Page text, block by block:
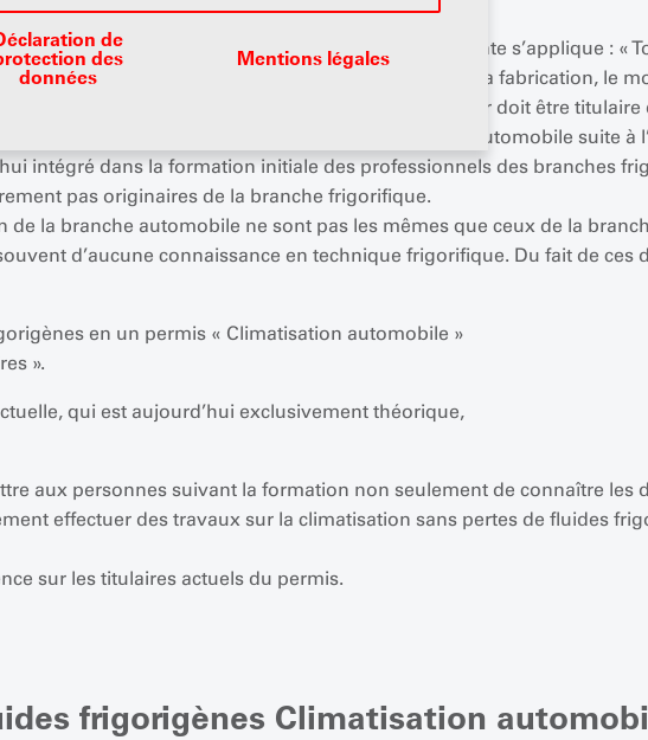
de
des
données
Mentions légales
jour il y a plus de 25 ans. Depuis lors, la règle suivante s’applique : «
au sens de l'art. 7 al. 1 let. b ORRChim pour la fabrication, le
à la climatisation ou au captage de chaleur doit être titulaire
de plus en plus suivie par des professionnels de l’automobile suite à
intégré dans la formation initiale des professionnels des branches
pas originaires de la branche frigorifique.
la branche automobile ne sont pas les mêmes que ceux de la
d’aucune connaissance en technique frigorifique. Du fait de ces
en un permis « Climatisation automobile »
».
qui est aujourd’hui exclusivement théorique,
aux personnes suivant la formation non seulement de connaître les
effectuer des travaux sur la climatisation sans pertes de fluides
sur les titulaires actuels du permis.
frigorigènes Climatisation